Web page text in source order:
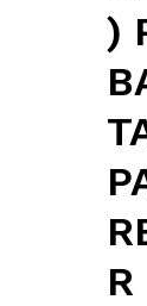
)
R